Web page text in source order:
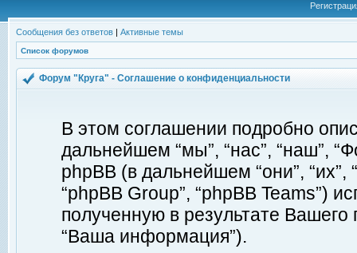
Сообщения без ответов | Активные темы
Список форумов
Форум "Круга" - Соглашение о конфиденциальности
В этом соглашении подробно
дальнейшем “мы”, “нас”, “наш”,
phpBB (в дальнейшем “они”, “их”,
“phpBB Group”, “phpBB Teams”)
полученную в результате
“Ваша информация”).